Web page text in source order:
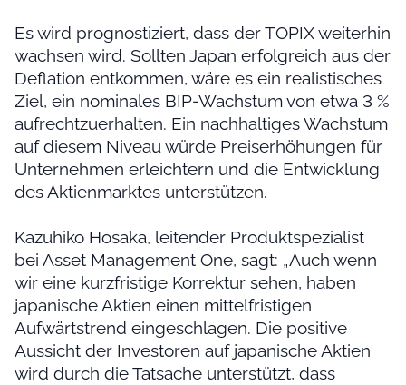
Es wird prognostiziert, dass der TOPIX weiterhin
wachsen wird. Sollten Japan erfolgreich aus der
Deflation entkommen, wäre es ein realistisches
Ziel, ein nominales BIP-Wachstum von etwa 3 %
aufrechtzuerhalten. Ein nachhaltiges Wachstum
auf diesem Niveau würde Preiserhöhungen für
Unternehmen erleichtern und die Entwicklung
des Aktienmarktes unterstützen.
Kazuhiko Hosaka, leitender Produktspezialist
bei Asset Management One, sagt: „Auch wenn
wir eine kurzfristige Korrektur sehen, haben
japanische Aktien einen mittelfristigen
Aufwärtstrend eingeschlagen. Die positive
Aussicht der Investoren auf japanische Aktien
wird durch die Tatsache unterstützt, dass